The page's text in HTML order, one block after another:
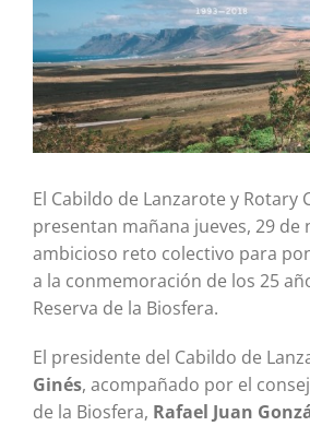
El Cabildo de Lanzarote y Rotary
presentan mañana jueves, 29 de
ambicioso reto colectivo para
a la conmemoración de los 25
Reserva de la Biosfera.
El presidente del Cabildo de
Ginés, acompañado por el
de la Biosfera, Rafael Juan